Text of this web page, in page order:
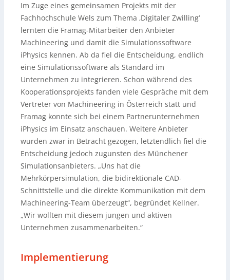
Im Zuge eines gemeinsamen Projekts mit der
Fachhochschule Wels zum Thema ‚Digitaler Zwilling‘
lernten die Framag-Mitarbeiter den Anbieter
Machineering und damit die Simulationssoftware
iPhysics kennen. Ab da fiel die Entscheidung, endlich
eine Simulationssoftware als Standard im
Unternehmen zu integrieren. Schon während des
Kooperationsprojekts fanden viele Gespräche mit dem
Vertreter von Machineering in Österreich statt und
Framag konnte sich bei einem Partnerunternehmen
iPhysics im Einsatz anschauen. Weitere Anbieter
wurden zwar in Betracht gezogen, letztendlich fiel die
Entscheidung jedoch zugunsten des Münchener
Simulationsanbieters. „Uns hat die
Mehrkörpersimulation, die bidirektionale CAD-
Schnittstelle und die direkte Kommunikation mit dem
Machineering-Team überzeugt“, begründet Kellner.
„Wir wollten mit diesem jungen und aktiven
Unternehmen zusammenarbeiten.“
Implementierung